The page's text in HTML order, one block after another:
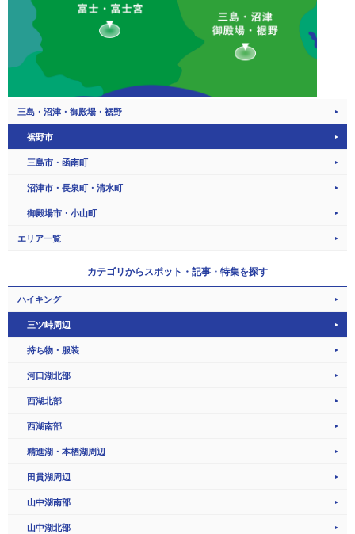
三島・沼津・御殿場・裾野
裾野市
三島市・函南町
沼津市・長泉町・清水町
御殿場市・小山町
エリア一覧
カテゴリからスポット・記事・特集を探す
ハイキング
三ツ峠周辺
持ち物・服装
河口湖北部
西湖北部
西湖南部
精進湖・本栖湖周辺
田貫湖周辺
山中湖南部
山中湖北部